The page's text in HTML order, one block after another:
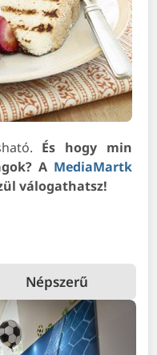
És hogy min
A MediaMartk
válogathatsz!
Népszerű